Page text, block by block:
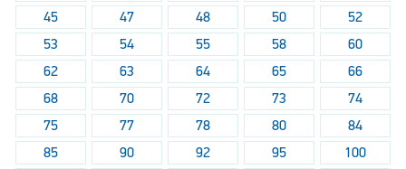
45
47 48 50
52
53
54 55 58
60
62
63 64 65
66
68
70 72 73
74
75
77 78 80
84
85
90 92 95
100